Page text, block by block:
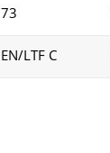
73
EN/LTF C